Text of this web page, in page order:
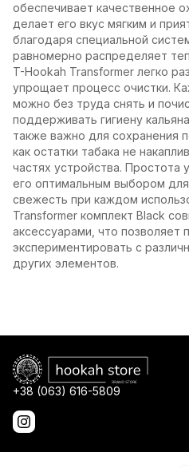
обеспечивает качественное
делает его вкус мягким и
благодаря специальной
равномерно распределяет
T-Hookah Transformer легко
упрощает процесс очистки.
можно без труда снять и
поддерживать гигиену
также важно для сохранения
как остатки табака не
частях устройства. Простота
его оптимальным выбором
свежесть при каждом
Transformer комплект Black
аксессуарами, что позволяет
экспериментировать с
других элементов.
+38 (063) 616-5809